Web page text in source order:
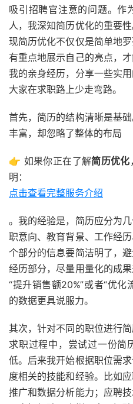
吸引招聘官注意的问题。作
人，我深知简历优化的重要
现简历优化不仅仅是简单地
有重点地展示自己的亮点，
我的亲身经历，分享一些实
大家在求职路上少走弯路。
首先，简历的结构清晰是基
丰富，却忽略了整体的布局
👉 如果你正在了解简历优化
明：
点击查看完整服务介绍
。我的经验是，简历应分为
职意向、教育背景、工作经
个部分的信息要简洁明了，
经历部分，尽量用量化的成
“提升销售额20%”或者“优化
的数据更具说服力。
其次，针对不同的职位进行
求职过程中，尝试过一份简
低。后来我开始根据职位需
度相关的技能和经验。比如
推广和数据分析能力；应聘